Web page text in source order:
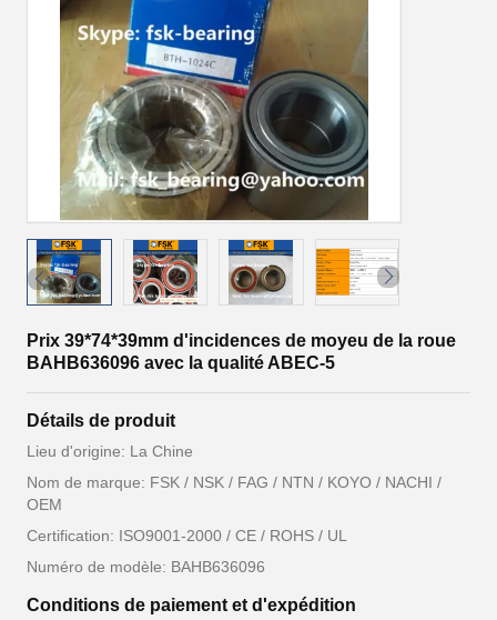
Prix 39*74*39mm d'incidences de moyeu de la roue
BAHB636096 avec la qualité ABEC-5
Détails de produit
Lieu d'origine: La Chine
Nom de marque: FSK / NSK / FAG / NTN / KOYO / NACHI /
OEM
Certification: ISO9001-2000 / CE / ROHS / UL
Numéro de modèle: BAHB636096
Conditions de paiement et d'expédition